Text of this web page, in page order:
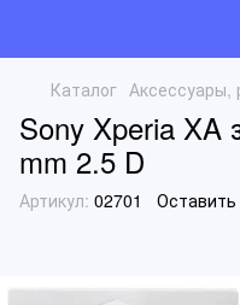
Каталог Аксессуары,
Sony Xperia XA
mm 2.5 D
Артикул: 02701